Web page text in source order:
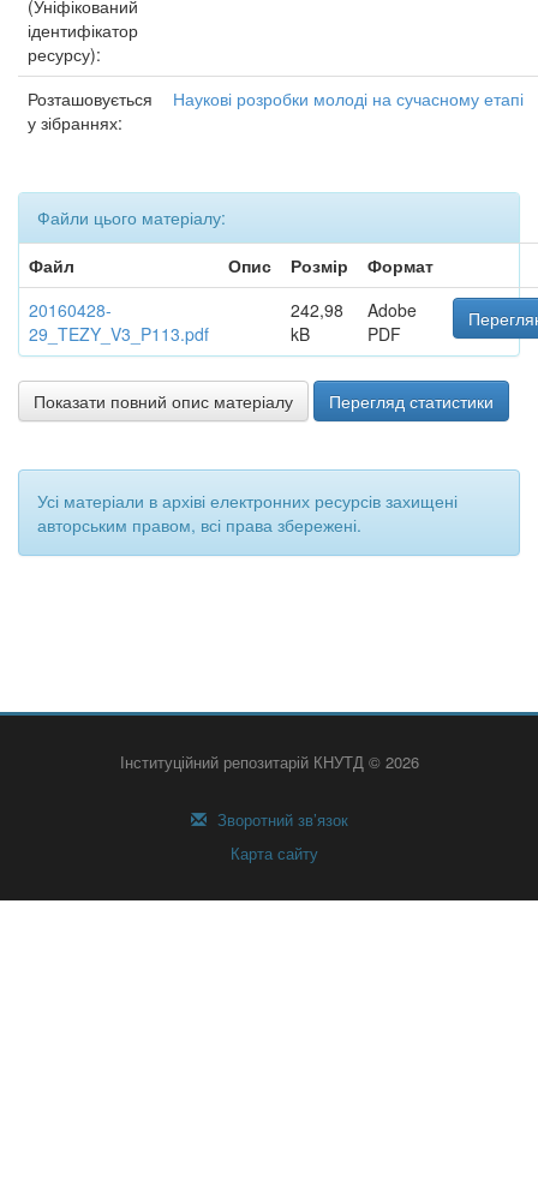
(Уніфікований
ідентифікатор
ресурсу):
Розташовується
у зібраннях:
Наукові розробки молоді на сучасному етапі
Файли цього матеріалу:
Файл
Опис Розмір
Формат
20160428-
29_TEZY_V3_P113.pdf
242,98
kB
Adobe
PDF
Показати повний опис матеріалу Перегляд статистики
Усі матеріали в архіві електронних ресурсів захищені
авторським правом, всі права збережені.
Інституційний репозитарій КНУТД © 2026
Зворотний зв’язок
Карта сайту